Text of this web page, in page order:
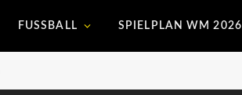
FUSSBALL SPIELPLAN WM 2026